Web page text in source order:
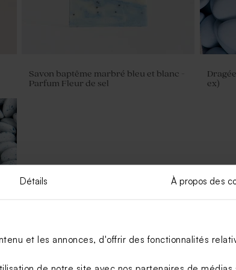
Détails À propos des
et les annonces, d'offrir des fonctionnalités
Savon baptême marbré bleu et blanc -
Parfum Fleur de sel
ex)